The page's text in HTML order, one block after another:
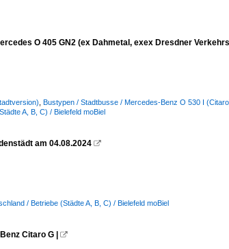
O 405 GN2 (ex Dahmetal, exex Dresdner
Bustypen / Stadtbusse / Mercedes-Benz O 530 I
A, B, C) / Bielefeld moBiel
am 04.08.2024 
/ Betriebe (Städte A, B, C) / Bielefeld moBiel
Citaro G | 